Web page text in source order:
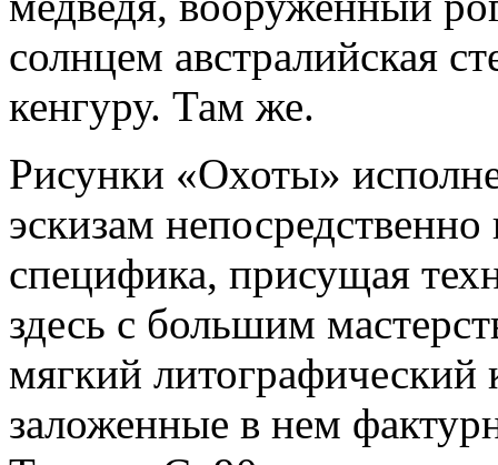
солнцем австралийская
кенгуру. Там же.
Рисунки «Охоты»
эскизам
специфика, присущая
здесь с большим
мягкий литографический
заложенные в нем